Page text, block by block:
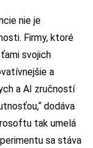
nie je
Firmy, ktoré
svojich
a
a AI zručností
dodáva
tak umelá
sa stáva